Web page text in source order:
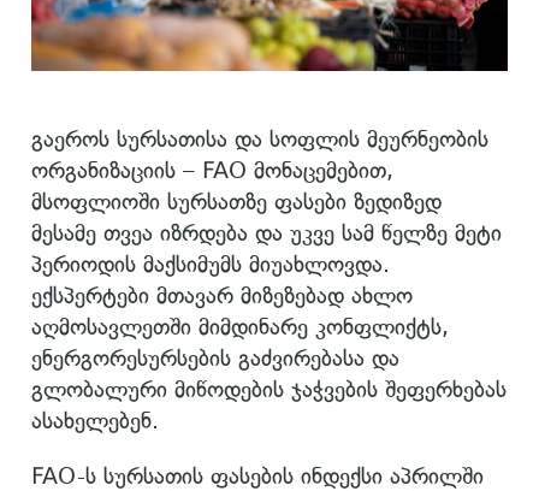
გაეროს სურსათისა და სოფლის მეურნეობის
ორგანიზაციის – FAO მონაცემებით,
მსოფლიოში სურსათზე ფასები ზედიზედ
მესამე თვეა იზრდება და უკვე სამ წელზე მეტი
პერიოდის მაქსიმუმს მიუახლოვდა.
ექსპერტები მთავარ მიზეზებად ახლო
აღმოსავლეთში მიმდინარე კონფლიქტს,
ენერგორესურსების გაძვირებასა და
გლობალური მიწოდების ჯაჭვების შეფერხებას
ასახელებენ.
FAO-ს სურსათის ფასების ინდექსი აპრილში